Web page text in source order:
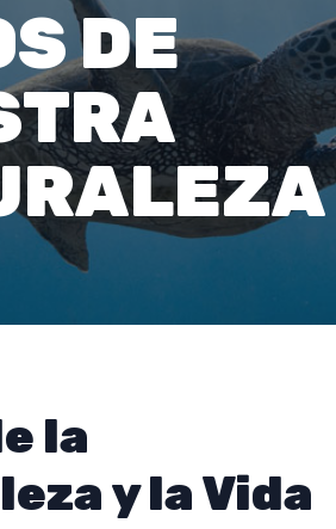
DE
la
y la Vida